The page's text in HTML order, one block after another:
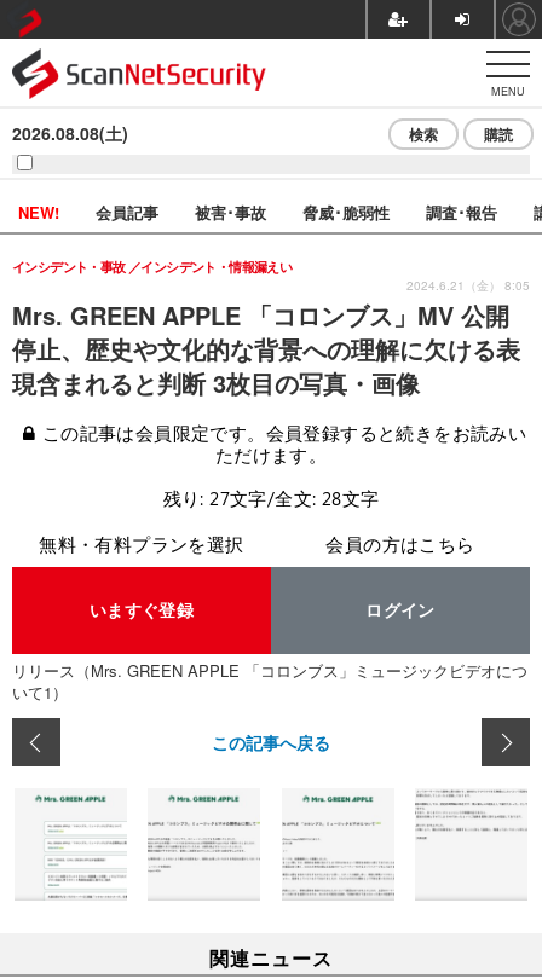
MENU
2026.08.08(土) 検索 購読
NEW! 会員記事 被害･事故 脅威･脆弱性 調査･報告
Mrs. GREEN APPLE 「コロンブス」MV 公開
停止、歴史や文化的な背景への理解に欠ける表
現含まれると判断 3枚目の写真・画像
インシデント・事故 インシデント・情報漏えい
2024.6.21（金） 8:05
この記事は会員限定です。会員登録すると続きをお読みい
ただけます。
残り: 27文字/全文: 28文字
無料・有料プランを選択
いますぐ登録
会員の方はこちら
ログイン
リリース（Mrs. GREEN APPLE 「コロンブス」ミュージックビデオにつ
いて1）
この記事へ戻る
関連ニュース